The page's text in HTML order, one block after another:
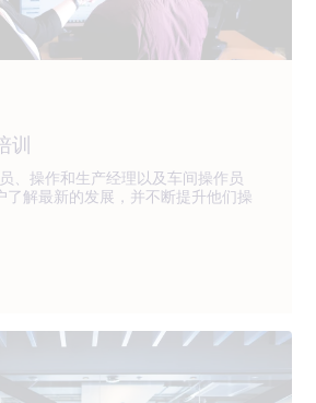
训
、操作和生产经理以及车间操作员
了解最新的发展，并不断提升他们操